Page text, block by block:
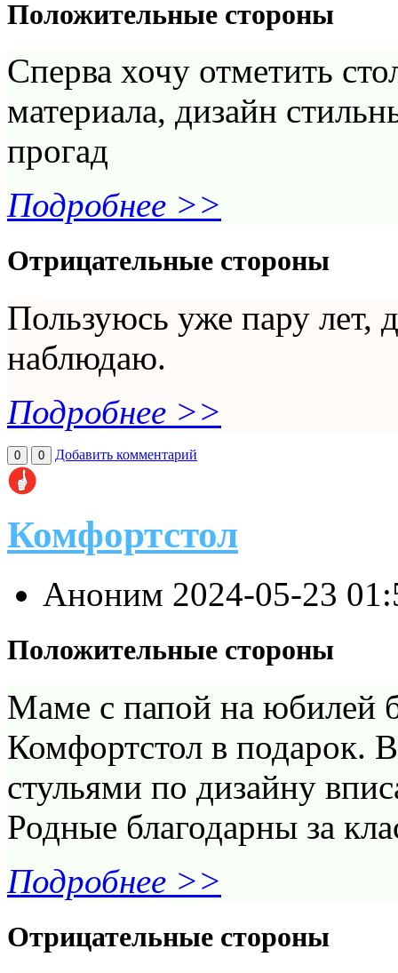
Положительные стороны
Сперва хочу отметить
материала, дизайн
прогад
Подробнее >>
Отрицательные стороны
Пользуюсь уже пару лет,
наблюдаю.
Подробнее >>
0 0 Добавить комментарий
Комфортстол
Аноним 2024-05-23
Положительные стороны
Маме с папой на юбилей
Комфортстол в подарок.
стульями по дизайну
Родные благодарны за
Подробнее >>
Отрицательные стороны